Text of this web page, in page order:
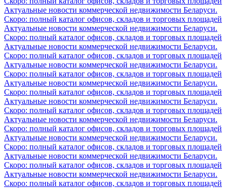
Актуальные новости коммерческой недвижимости Беларуси.
Скоро: полный каталог офисов, складов и торговых площадей
Актуальные новости коммерческой недвижимости Беларуси.
Скоро: полный каталог офисов, складов и торговых площадей
Актуальные новости коммерческой недвижимости Беларуси.
Скоро: полный каталог офисов, складов и торговых площадей
Актуальные новости коммерческой недвижимости Беларуси.
Скоро: полный каталог офисов, складов и торговых площадей
Актуальные новости коммерческой недвижимости Беларуси.
Скоро: полный каталог офисов, складов и торговых площадей
Актуальные новости коммерческой недвижимости Беларуси.
Скоро: полный каталог офисов, складов и торговых площадей
Актуальные новости коммерческой недвижимости Беларуси.
Скоро: полный каталог офисов, складов и торговых площадей
Актуальные новости коммерческой недвижимости Беларуси.
Скоро: полный каталог офисов, складов и торговых площадей
Актуальные новости коммерческой недвижимости Беларуси.
Скоро: полный каталог офисов, складов и торговых площадей
Актуальные новости коммерческой недвижимости Беларуси.
Скоро: полный каталог офисов, складов и торговых площадей